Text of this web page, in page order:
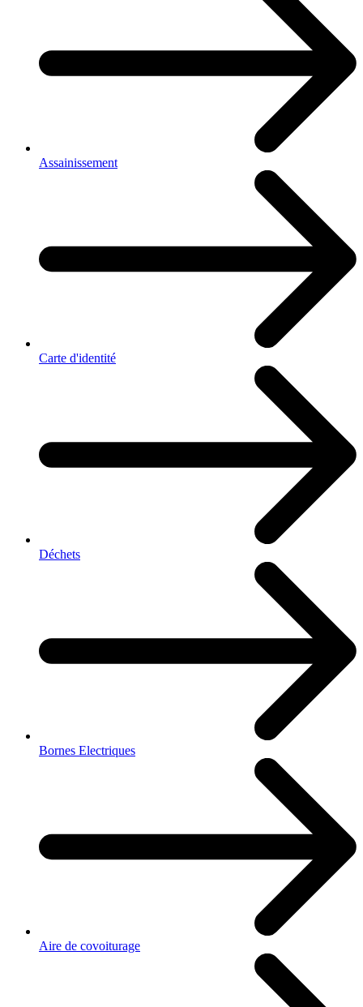
Assainissement
Carte d'identité
Déchets
Bornes Electriques
Aire de covoiturage